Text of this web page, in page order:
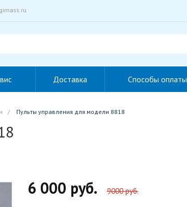
Доставка Способы оплаты
/ Пульты управления для модели 8818
6 000 руб. 9000 руб.